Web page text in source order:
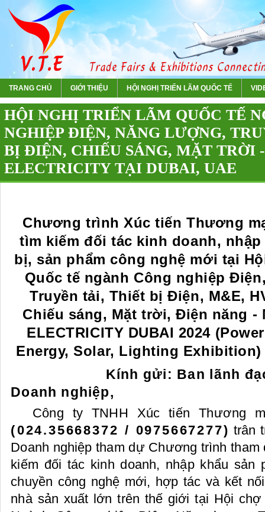
TRANG CHỦ GIỚI THIỆU HỘI NGHỊ TRIỂN LÃM QUỐC TẾ
HỘI NGHỊ TRIỂN LÃM QUỐC TẾ
NGHIỆP ĐIỆN, NĂNG LƯỢNG,
BỊ ĐIỆN, CHIẾU SÁNG, MẶT TRỜI
ELECTRICITY TẠI DUBAI, UAE
Chương trình Xúc tiến Thương
tìm kiếm đối tác kinh doanh,
bị, sản phẩm công nghệ mới tại
Quốc tế ngành Công nghiệp
Truyền tải, Thiết bị Điện, M&E,
Chiếu sáng, Mặt trời, Điện năng -
ELECTRICITY DUBAI 2024
Energy, Solar, Lighting Exhibition)
Kính gửi: Ban lãnh
Doanh nghiệp,
Công ty TNHH Xúc tiến Thương
(024.35668372 / 0975667277) trân
Doanh nghiệp tham dự Chương trình tham
kiếm đối tác kinh doanh, nhập khẩu sản
chuyền công nghệ mới, hợp tác và kết
nhà sản xuất lớn trên thế giới tại Hội chợ